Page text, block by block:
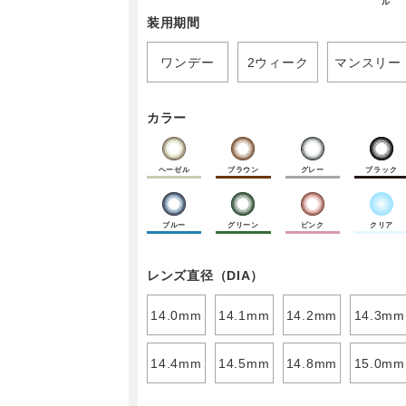
ル
装用期間
ワンデー 2ウィーク マンスリー
カラー
ヘーゼル ブラウン グレー ブラック
ブルー グリーン ピンク クリア
レンズ直径（DIA）
14.0mm 14.1mm 14.2mm 14.3mm
14.4mm 14.5mm 14.8mm 15.0mm